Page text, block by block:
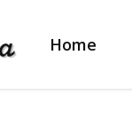
Home